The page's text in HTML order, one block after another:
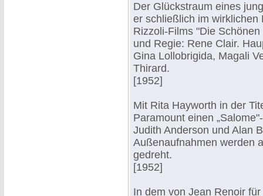
Der Glückstraum eines
er schließlich im wirklichen
Rizzoli-Films "Die
und Regie: Rene Clair.
Gina Lollobrigida, Magali
Thirard.
[1952]
Mit Rita Hayworth in der
Paramount einen
Judith Anderson und Alan
Außenaufnahmen werden
gedreht.
[1952]
In dem von Jean Renoir